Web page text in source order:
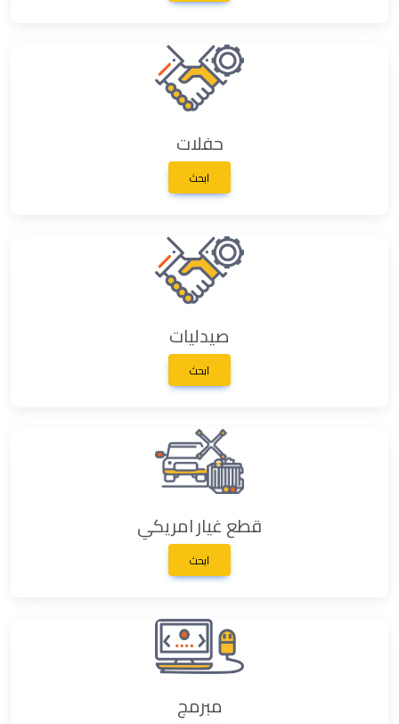
حفلات
ابحث
صيدليات
ابحث
قطع غيار امريكي
ابحث
مبرمج